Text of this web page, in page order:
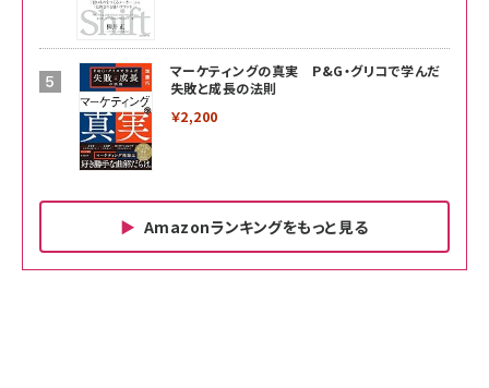
マーケティングの真実 P&G・グリコで学んだ
失敗と成長の法則
￥2,200
Amazonランキングをもっと見る